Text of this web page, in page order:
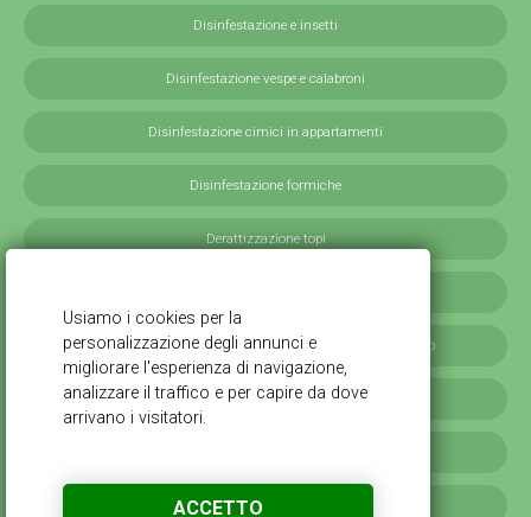
ACCETTO
Disinfestazione e insetti
Disinfestazione vespe e calabroni
Disinfestazione cimici in appartamenti
Disinfestazione formiche
Derattizzazione topi
Disinfestazione blatte germaniche in provincia di Milano
Servizi antilarvali, adulticidi invernali
Disinfestazione da cimici verdi